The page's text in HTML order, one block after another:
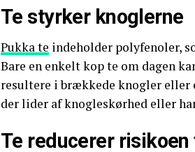
Te styrker knoglerne
Pukka te indeholder polyfenoler,
Bare en enkelt kop te om dagen
resultere i brækkede knogler
der lider af knogleskørhed eller
Te reducerer